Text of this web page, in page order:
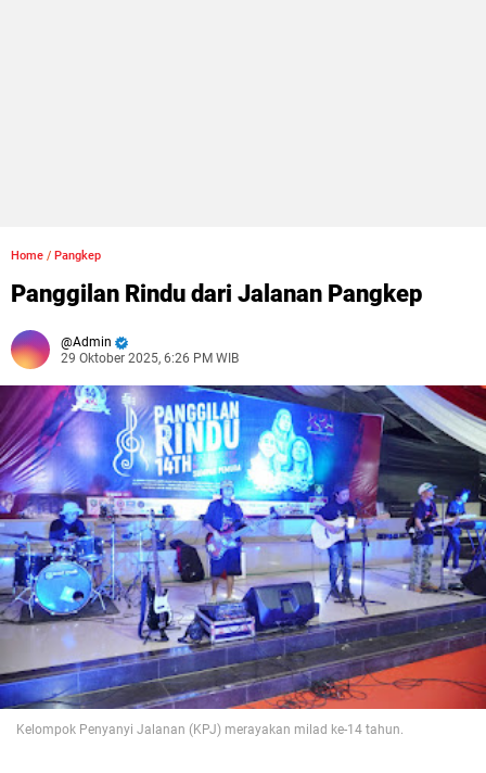
Home / Pangkep
Panggilan Rindu dari Jalanan Pangkep
Admin
29 Oktober 2025, 6:26 PM WIB
Kelompok Penyanyi Jalanan (KPJ) merayakan milad ke-14 tahun.